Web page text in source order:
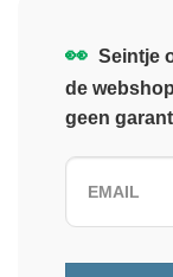
👀 Seintje
de
geen